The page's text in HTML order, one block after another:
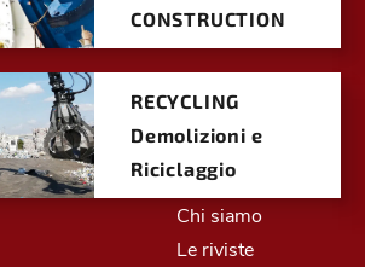
CONSTRUCTION
RECYCLING
Demolizioni e
Riciclaggio
Chi siamo
Le riviste